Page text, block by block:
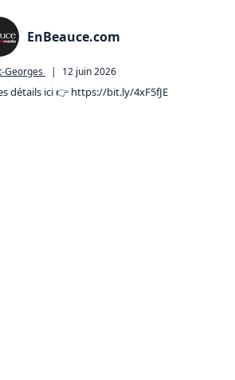
EnBeauce.com
Georges | 12 juin 2026
détails ici 👉️ https://bit.ly/4xF5fJE